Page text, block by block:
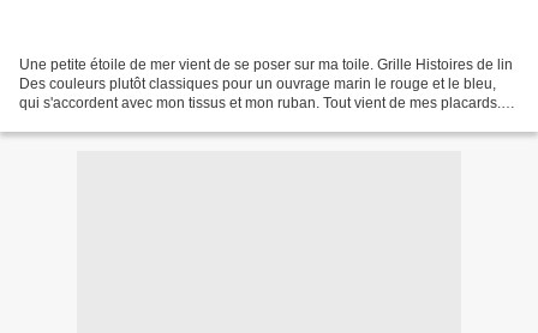
Une petite étoile de mer vient de se poser sur ma toile. Grille Histoires de lin
Des couleurs plutôt classiques pour un ouvrage marin le rouge et le bleu,
qui s'accordent avec mon tissus et mon ruban. Tout vient de mes placards.